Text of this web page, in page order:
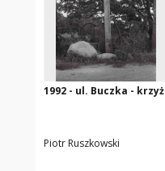
1992 - ul. Buczka - krzyż
Piotr Ruszkowski